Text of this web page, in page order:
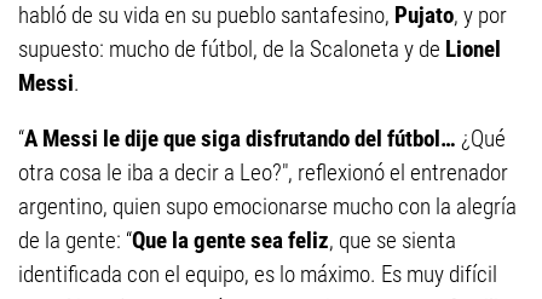
habló de su vida en su pueblo santafesino, Pujato, y por
supuesto: mucho de fútbol, de la Scaloneta y de Lionel
Messi.
“A Messi le dije que siga disfrutando del fútbol… ¿Qué
otra cosa le iba a decir a Leo?", reflexionó el entrenador
argentino, quien supo emocionarse mucho con la alegría
de la gente: “Que la gente sea feliz, que se sienta
identificada con el equipo, es lo máximo. Es muy difícil